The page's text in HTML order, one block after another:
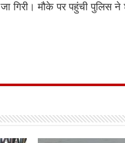
मौके पर पहुंची पुलिस ने